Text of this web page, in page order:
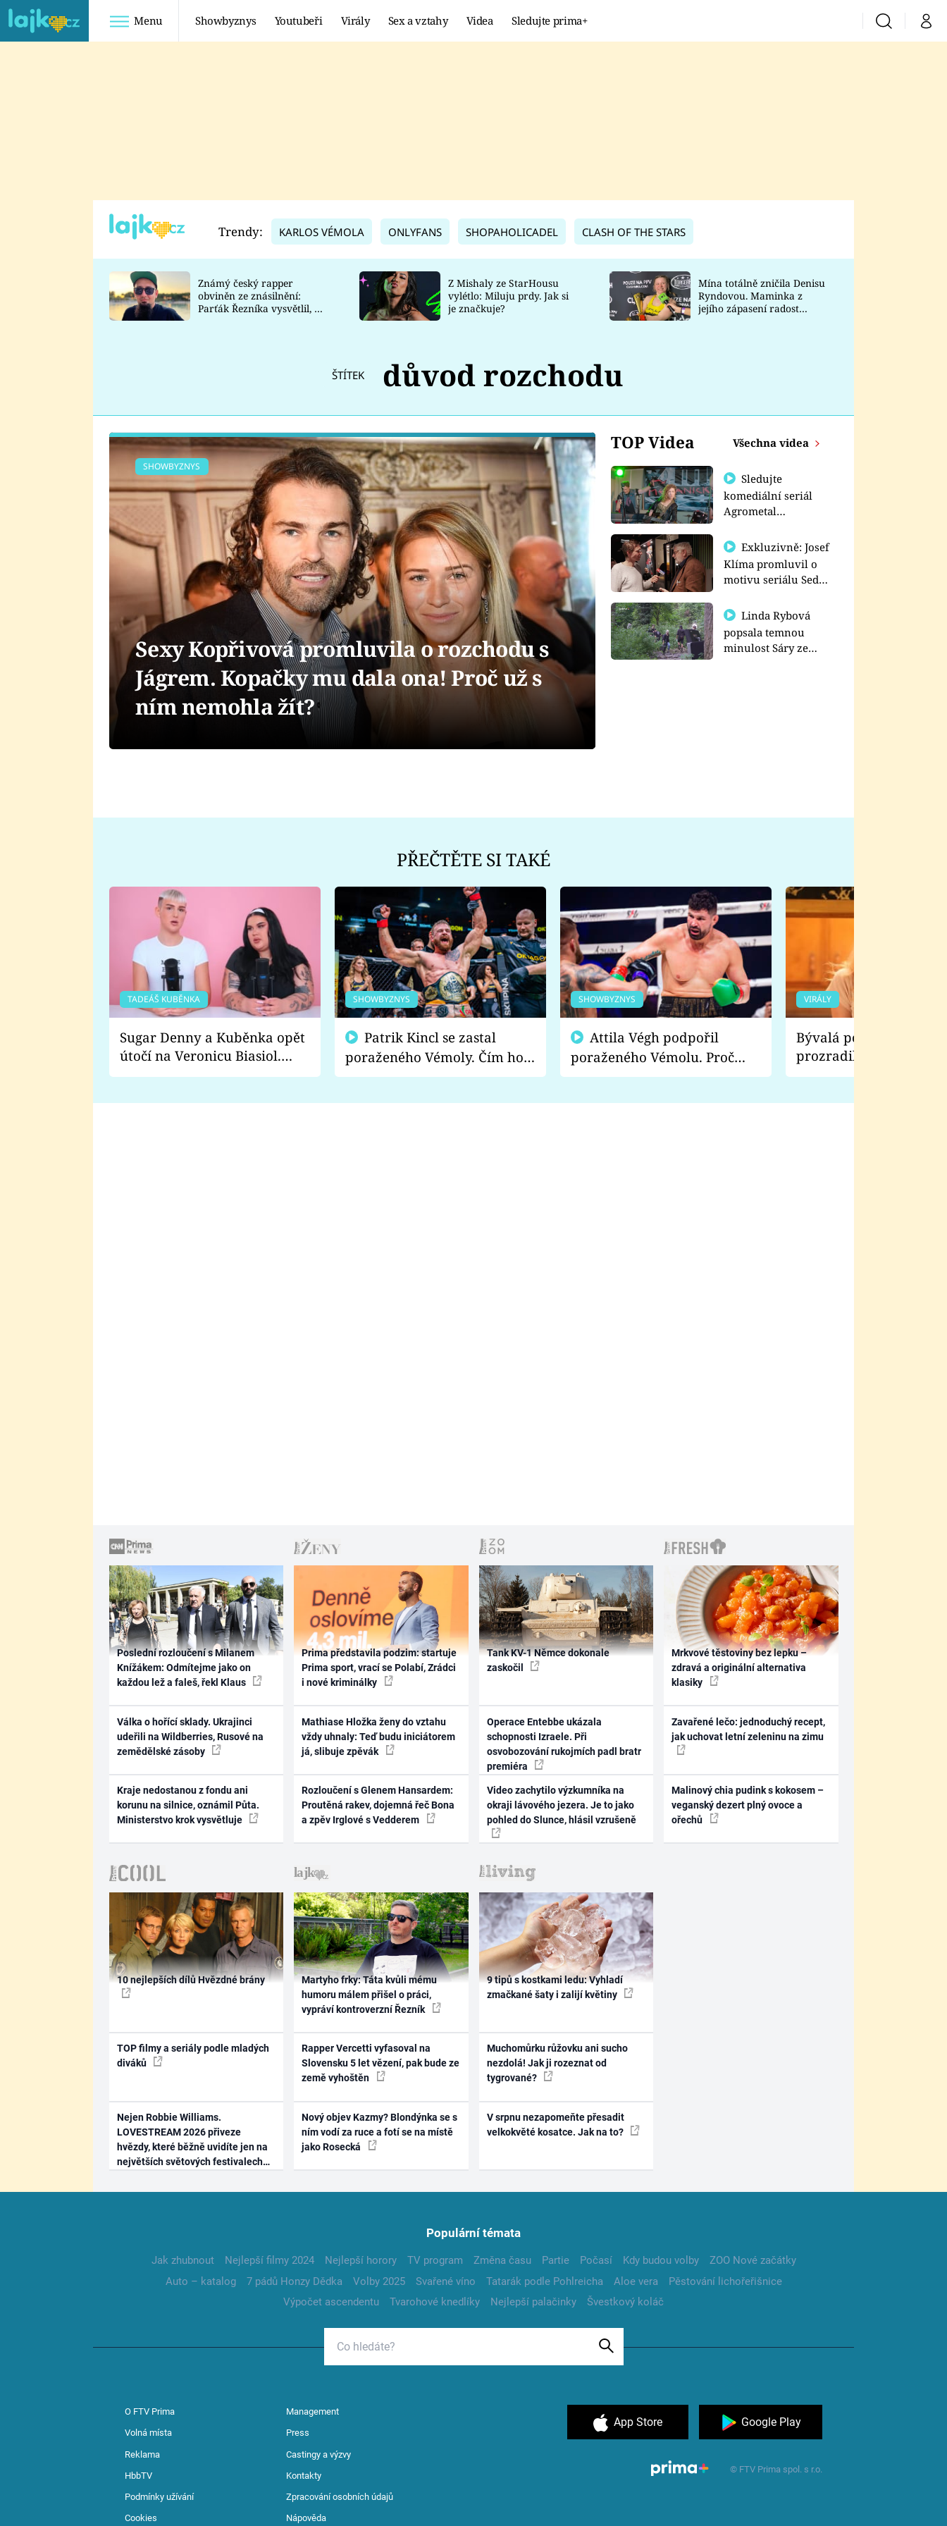
Menu Showbyznys Youtubeři Virály Sex a vztahy Videa Sledujte prima+ VyhledáváníMůj
TADEÁŠ KUBĚNKA
DATEL
Prima Lajk
Sledujte nás
Trendy: KARLOS VÉMOLA ONLYFANS SHOPAHOLICADEL CLASH OF THE STARS
Známý český rapper
obviněn ze znásilnění:
Parťák Řezníka vysvětlil, co
Z Mishaly ze StarHousu
vylétlo: Miluju prdy. Jak si
je značkuje?
Mína totálně zničila Denisu
Ryndovou. Maminka z
jejího zápasení radost
ŠTÍTEK důvod rozchodu
TOP Videa Všechna videa
Sledujte
komediální seriál
Agrometal
prima+
Exkluzivně: Josef
Klíma promluvil o
motivu seriálu Sedm
Linda Rybová
popsala temnou
minulost Sáry ze
SHOWBYZNYS
Sexy Kopřivová promluvila o rozchodu s
Jágrem. Kopačky mu dala ona! Proč už s
ním nemohla žít?
PŘEČTĚTE SI TAKÉ
TADEÁŠ KUBĚNKA
Sugar Denny a Kuběnka opět
útočí na Veronicu Biasiol.
Proč je podle nich falešná a
SHOWBYZNYS
poraženého Vémoly. Čím ho
fanoušci naštvali?
SHOWBYZNYS
poraženého Vémolu. Proč
chce raději zápasit s ním než
VIRÁLY
Bývalá pornoherečka
prozradila, co ji
natáčení Euforie.
Poslední rozloučení s Milanem
Knížákem: Odmítejme jako on
každou lež a faleš, řekl Klaus
Válka o hořící sklady. Ukrajinci
udeřili na Wildberries, Rusové na
zemědělské zásoby
Kraje nedostanou z fondu ani
korunu na silnice, oznámil Půta.
Ministerstvo krok vysvětluje
Prima představila podzim: startuje
Prima sport, vrací se Polabí, Zrádci
i nové kriminálky
Mathiase Hložka ženy do vztahu
vždy uhnaly: Teď budu iniciátorem
já, slibuje zpěvák
Rozloučení s Glenem Hansardem:
Proutěná rakev, dojemná řeč Bona
a zpěv Irglové s Vedderem
Tank KV-1 Němce dokonale
zaskočil
Operace Entebbe ukázala
schopnosti Izraele. Při
osvobozování rukojmích padl bratr
premiéra
Video zachytilo výzkumníka na
okraji lávového jezera. Je to jako
pohled do Slunce, hlásil vzrušeně
Mrkvové těstoviny bez lepku –
zdravá a originální alternativa
klasiky
Zavařené lečo: jednoduchý recept,
jak uchovat letní zeleninu na zimu
Malinový chia pudink s kokosem –
veganský dezert plný ovoce a
ořechů
10 nejlepších dílů Hvězdné brány
TOP filmy a seriály podle mladých
diváků
Nejen Robbie Williams.
LOVESTREAM 2026 přiveze
hvězdy, které běžně uvidíte jen na
největších světových festivalech
Martyho frky: Táta kvůli mému
humoru málem přišel o práci,
vypráví kontroverzní Řezník
Rapper Vercetti vyfasoval na
Slovensku 5 let vězení, pak bude ze
země vyhoštěn
Nový objev Kazmy? Blondýnka se s
ním vodí za ruce a fotí se na místě
jako Rosecká
9 tipů s kostkami ledu: Vyhladí
zmačkané šaty i zalijí květiny
Muchomůrku růžovku ani sucho
nezdolá! Jak ji rozeznat od
tygrované?
V srpnu nezapomeňte přesadit
velkokvěté kosatce. Jak na to?
Populární témata
Jak zhubnout Nejlepší filmy 2024 Nejlepší horory TV program Změna času Partie Počasí Kdy budou volby
ZOO Nové začátky
Auto – katalog
7 pádů Honzy Dědka Volby 2025 Svařené víno Tatarák podle Pohlreicha Aloe vera
Pěstování lichořeřišnice
Výpočet ascendentu
Tvarohové knedlíky Nejlepší palačinky Švestkový koláč
O FTV Prima Management
Volná místa Press
Reklama Castingy a výzvy
HbbTV Kontakty
Podmínky užívání Zpracování osobních údajů
Cookies Nápověda
App Store Google Play
© FTV Prima spol. s r.o.